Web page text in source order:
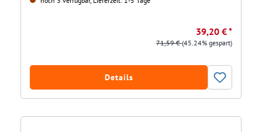
39,20 € *
71,59 €(45.24% gespart)
Details